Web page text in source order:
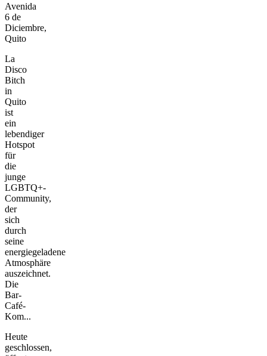
Avenida
6 de
Diciembre,
Quito
La
Disco
Bitch
in
Quito
ist
ein
lebendiger
Hotspot
für
die
junge
LGBTQ+-
Community,
der
sich
durch
seine
energiegeladene
Atmosphäre
auszeichnet.
Die
Bar-
Café-
Kom...
Heute
geschlossen,